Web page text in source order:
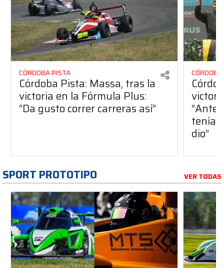
CÓRDOBA PISTA
Córdoba Pista: Massa, tras la
victoria en la Fórmula Plus:
“Da gusto correr carreras así”
dio”
SPORT PROTOTIPO VER TODAS